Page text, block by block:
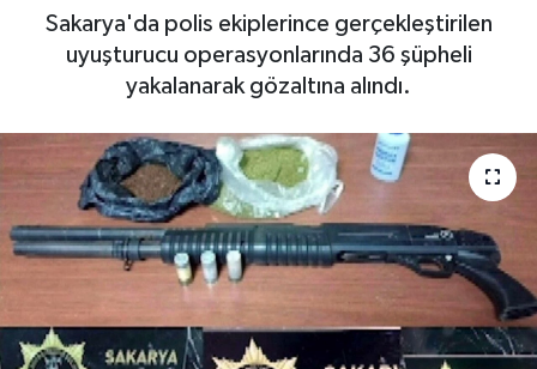
Sakarya'da polis ekiplerince gerçekleştirilen
uyuşturucu operasyonlarında 36 şüpheli
yakalanarak gözaltına alındı.